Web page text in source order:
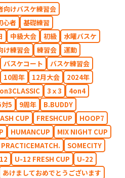
向けバスケ練習会
心者
基礎練習
中級大会 初級
水曜バスケ
け練習会 練習会
運動
バスケコート
バスケ練習会
10周年 12月大会
2024年
3ｘ3
4on4
5 9周年
B.BUDDY
CUP FRESHCUP
HOOP7
HUMANCUP
MIX NIGHT CUP
PRACTICEMATCH.
SOMECITY
U-12 FRESH CUP
U-22
あけましておめでとうございます